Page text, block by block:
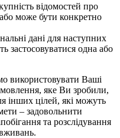
відомостей про
може бути конкретно
дані для наступних
застосовуватися одна або
використовувати Ваші
яке Ви зробили,
інших цілей, які можуть
– задовольнити
та розслідування